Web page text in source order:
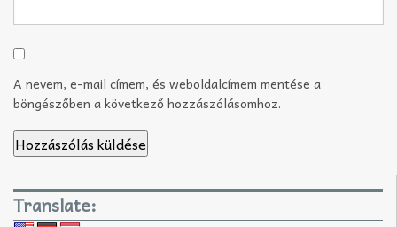
A nevem, e-mail címem, és weboldalcímem mentése a
böngészőben a következő hozzászólásomhoz.
Translate: